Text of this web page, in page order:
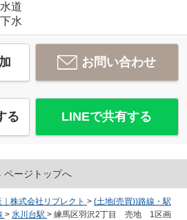
道
水
お問い合わせ
る LINEで共有する
ページトップへ
株式会社リブレクト > (土地(売買))路線・駅
> 氷川台駅 > 練馬区羽沢2丁目 売地 1区画